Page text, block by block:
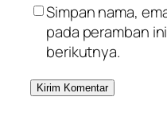
Simpan nama,
pada peramban
berikutnya.